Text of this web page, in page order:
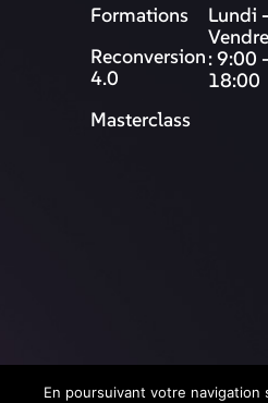
Formations
Reconversion
4.0
Masterclass
Lundi -
: 9:00
18:00
© 2025 La Méduse
En poursuivant votre